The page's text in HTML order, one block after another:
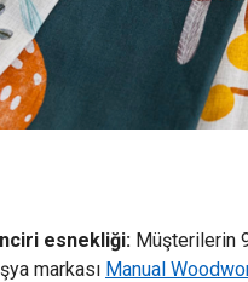
esnekliği: Müşterilerin
markası Manual